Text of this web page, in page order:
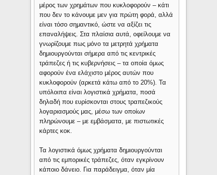
μέρος των χρημάτων που κυκλοφορούν – κάτι
που δεν το κάνουμε μεν για πρώτη φορά, αλλά
είναι τόσο σημαντικό, ώστε να αξίζει τις
επαναλήψεις. Στα πλαίσια αυτά, οφείλουμε να
γνωρίζουμε πως μόνο τα μετρητά χρήματα
δημιουργούνται σήμερα από τις κεντρικές
τράπεζες ή τις κυβερνήσεις – τα οποία όμως
αφορούν ένα ελάχιστο μέρος αυτών που
κυκλοφορούν (αρκετά κάτω από το 20%). Τα
υπόλοιπα είναι λογιστικά χρήματα, ποσά
δηλαδή που ευρίσκονται στους τραπεζικούς
λογαριασμούς μας, μέσω των οποίων
πληρώνουμε – με εμβάσματα, με πιστωτικές
κάρτες κοκ.
Τα λογιστικά όμως χρήματα δημιουργούνται
από τις εμπορικές τράπεζες, όταν εγκρίνουν
κάποιο δάνειο. Για παράδειγμα, όταν μία